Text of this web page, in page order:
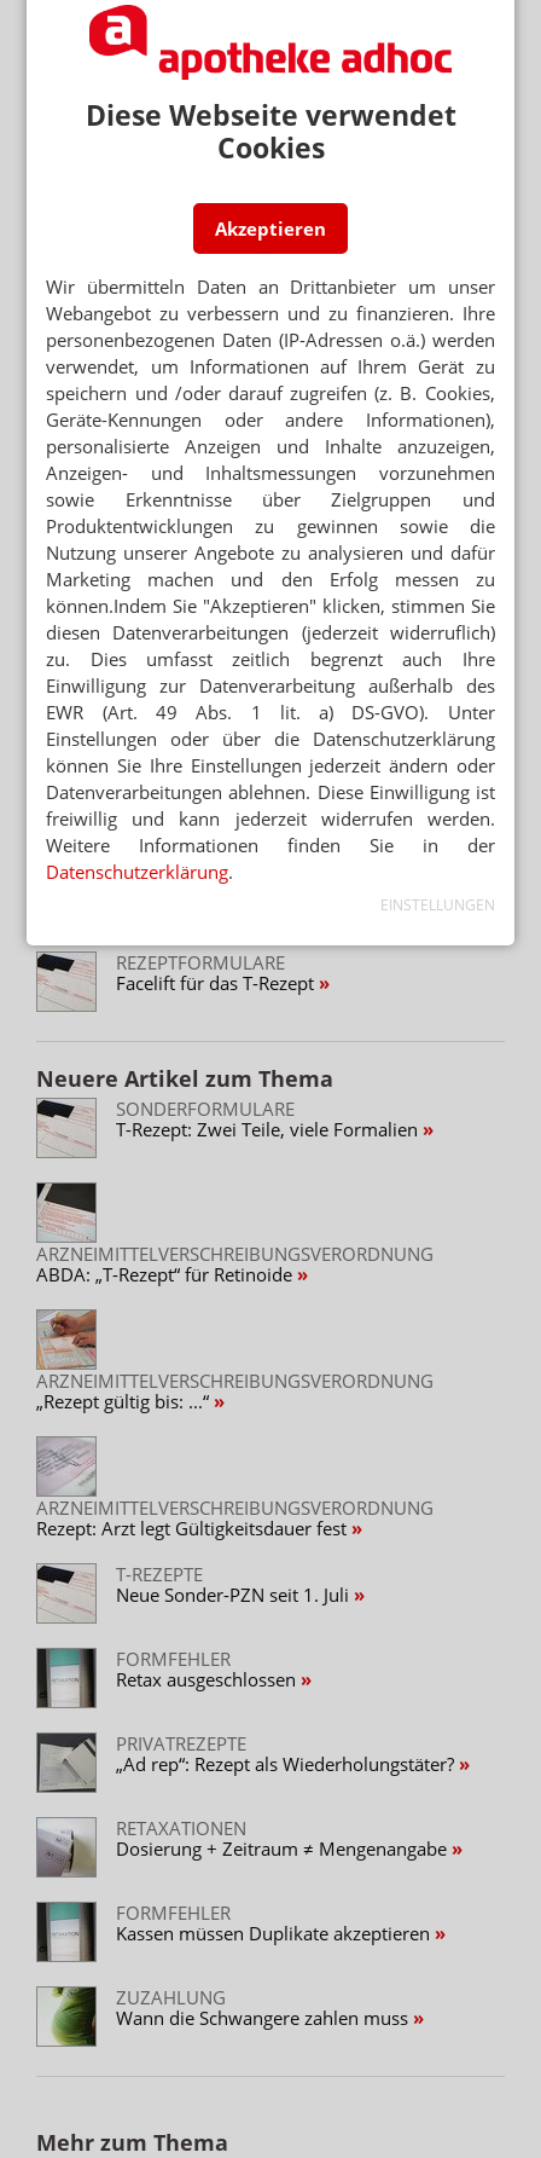
Diese Webseite verwendet
Cookies
Akzeptieren
Wir übermitteln Daten an Drittanbieter um unser
Webangebot zu verbessern und zu finanzieren. Ihre
personenbezogenen Daten (IP-Adressen o.ä.) werden
verwendet, um Informationen auf Ihrem Gerät zu
speichern und /oder darauf zugreifen (z. B. Cookies,
Geräte-Kennungen oder andere Informationen),
personalisierte Anzeigen und Inhalte anzuzeigen,
Anzeigen- und Inhaltsmessungen vorzunehmen
sowie Erkenntnisse über Zielgruppen und
Produktentwicklungen zu gewinnen sowie die
Nutzung unserer Angebote zu analysieren und dafür
Marketing machen und den Erfolg messen zu
können.Indem Sie "Akzeptieren" klicken, stimmen Sie
diesen Datenverarbeitungen (jederzeit widerruflich)
zu. Dies umfasst zeitlich begrenzt auch Ihre
Einwilligung zur Datenverarbeitung außerhalb des
EWR (Art. 49 Abs. 1 lit. a) DS-GVO). Unter
Einstellungen oder über die Datenschutzerklärung
können Sie Ihre Einstellungen jederzeit ändern oder
Datenverarbeitungen ablehnen. Diese Einwilligung ist
freiwillig und kann jederzeit widerrufen werden.
Weitere Informationen finden Sie in der
Datenschutzerklärung.
EINSTELLUNGEN
Sind alle formellen Anforderungen erfüllt und
Die Apotheke muss folgende Angaben auf der
Verordnung machen: Abgabedatum, PZN, Faktor – die
Name oder Firma des Inhabers der Apotheke inklusive
Anschrift. Wichtig: auf der Rückseite des Durchschlages
sollte ein Apothekenstempel aufgebracht sein. Erwerb
und Abgabe sind nach Paragraph 17 der
Apothekenbetriebsordnung (ApBetrO) zu
dokumentieren und fünf Jahre aufzubewahren.
Abrechnung/Retax
NEWSLETTER
Das Wichtigste des Tages direkt in
Ihr Postfach. Kostenlos!
E-MAIL ADRESSE
Jetzt abonnieren
Hinweis zum Newsletter & Datenschutz
Lesen Sie auch
BFARM
Neue Rezepte für Thalidomid
T-REZEPTE
Gericht: Fehlendes Kreuz ist kein Formfehler
REZEPTFORMULARE
Facelift für das T-Rezept
Neuere Artikel zum Thema
SONDERFORMULARE
T-Rezept: Zwei Teile, viele Formalien
ARZNEIMITTELVERSCHREIBUNGSVERORDNUNG
ABDA: „T-Rezept“ für Retinoide
ARZNEIMITTELVERSCHREIBUNGSVERORDNUNG
„Rezept gültig bis: ...“
ARZNEIMITTELVERSCHREIBUNGSVERORDNUNG
Rezept: Arzt legt Gültigkeitsdauer fest
T-REZEPTE
Neue Sonder-PZN seit 1. Juli
FORMFEHLER
Retax ausgeschlossen
PRIVATREZEPTE
„Ad rep“: Rezept als Wiederholungstäter?
RETAXATIONEN
Dosierung + Zeitraum ≠ Mengenangabe
FORMFEHLER
Kassen müssen Duplikate akzeptieren
ZUZAHLUNG
Wann die Schwangere zahlen muss
Mehr zum Thema